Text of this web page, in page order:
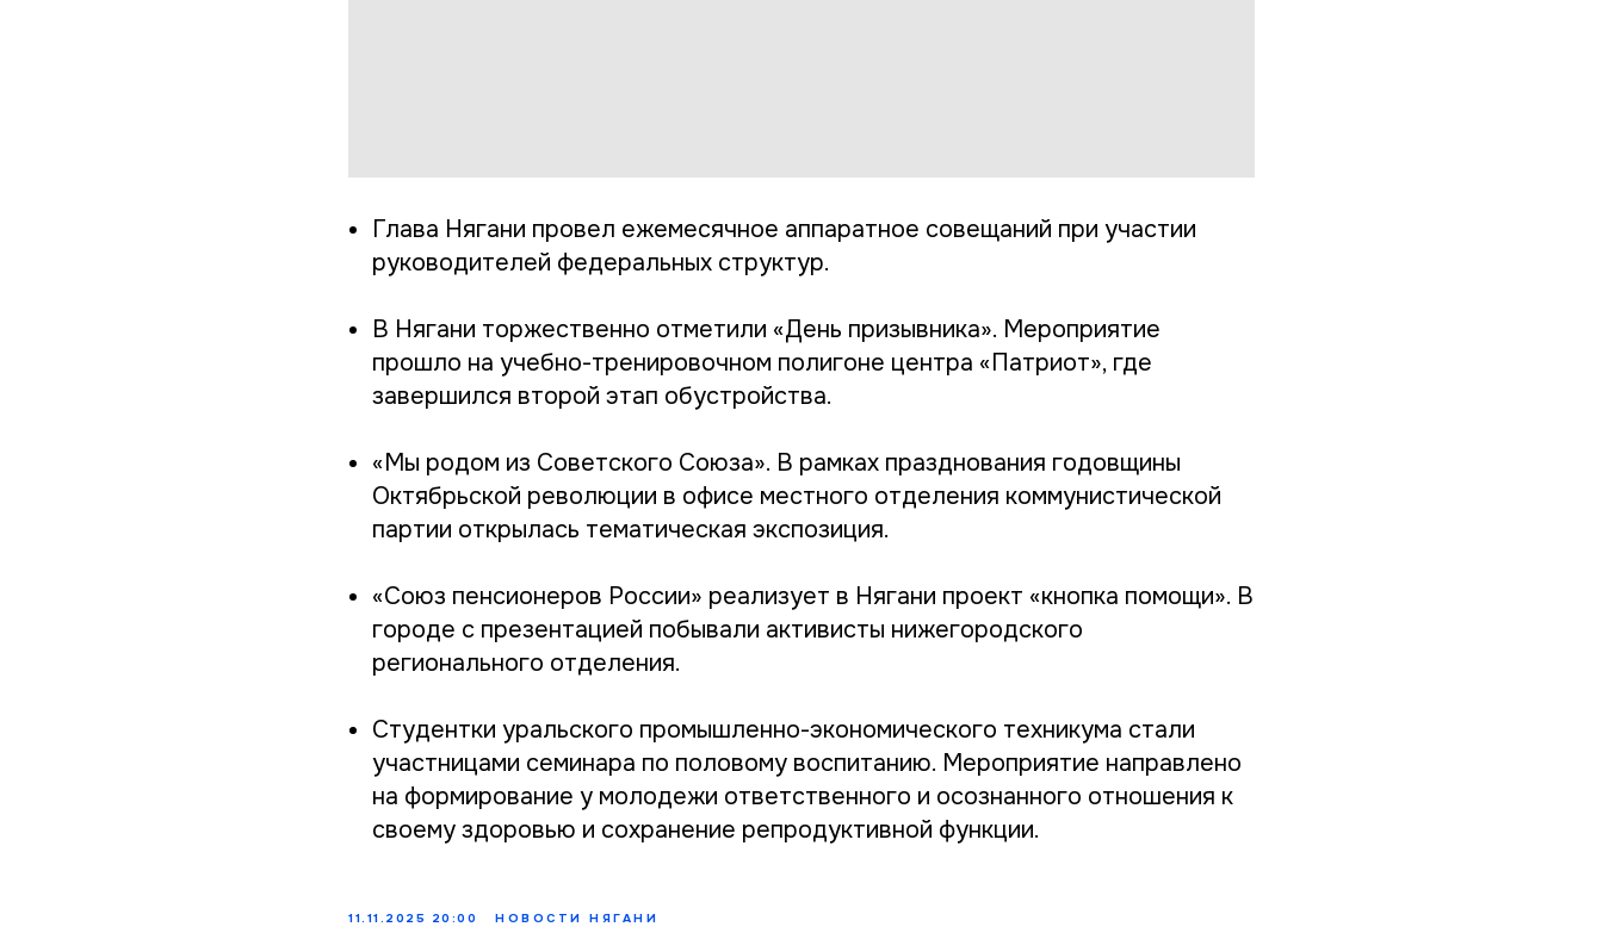
Глава Нягани провел ежемесячное аппаратное совещаний при участии
руководителей федеральных структур.
В Нягани торжественно отметили «День призывника». Мероприятие
прошло на учебно-тренировочном полигоне центра «Патриот», где
завершился второй этап обустройства.
«Мы родом из Советского Союза». В рамках празднования годовщины
Октябрьской революции в офисе местного отделения коммунистической
партии открылась тематическая экспозиция.
«Союз пенсионеров России» реализует в Нягани проект «кнопка помощи». В
городе с презентацией побывали активисты нижегородского
регионального отделения.
Студентки уральского промышленно-экономического техникума стали
участницами семинара по половому воспитанию. Мероприятие направлено
на формирование у молодежи ответственного и осознанного отношения к
своему здоровью и сохранение репродуктивной функции.
11.11.2025 20:00 НОВОСТИ НЯГАНИ